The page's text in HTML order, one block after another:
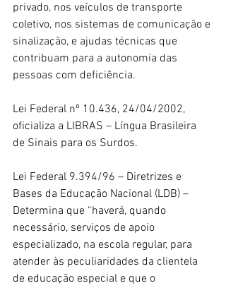
privado, nos veículos de transporte
coletivo, nos sistemas de comunicação e
sinalização, e ajudas técnicas que
contribuam para a autonomia das
pessoas com deficiência.
Lei Federal nº 10.436, 24/04/2002,
oficializa a LIBRAS – Língua Brasileira
de Sinais para os Surdos.
Lei Federal 9.394/96 – Diretrizes e
Bases da Educação Nacional (LDB) –
Determina que “haverá, quando
necessário, serviços de apoio
especializado, na escola regular, para
atender às peculiaridades da clientela
de educação especial e que o